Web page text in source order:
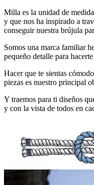
Milla es la unidad de
y que nos ha inspirado a
conseguir nuestra brújula
Somos una marca familiar
pequeño detalle para
Hacer que te sientas
piezas es nuestro principal
Y traemos para ti diseños
y con la vista de todos en